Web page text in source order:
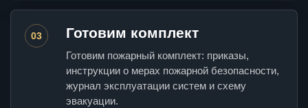
03 Готовим комплект
Готовим пожарный комплект: приказы,
инструкции о мерах пожарной безопасности,
журнал эксплуатации систем и схему
эвакуации.